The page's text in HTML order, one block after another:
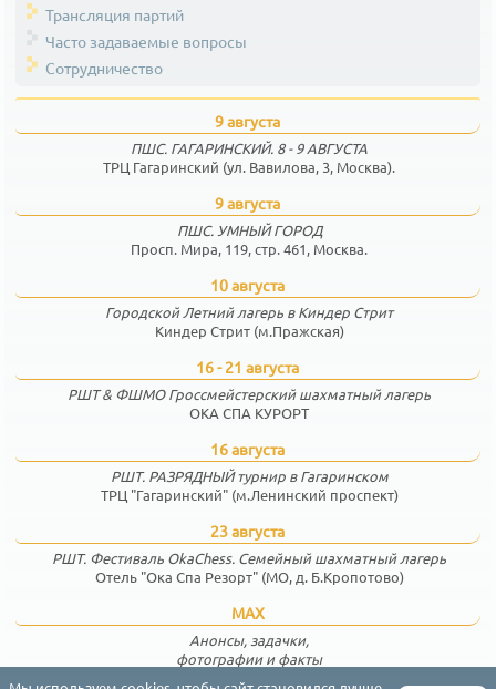
Трансляция партий
Часто задаваемые вопросы
Сотрудничество
9 августа
ПШС. ГАГАРИНСКИЙ. 8 - 9 АВГУСТА
ТРЦ Гагаринский (ул. Вавилова, 3, Москва).
9 августа
ПШС. УМНЫЙ ГОРОД
Просп. Мира, 119, стр. 461, Москва.
10 августа
Городской Летний лагерь в Киндер Стрит
Киндер Стрит (м.Пражская)
16 - 21 августа
РШТ & ФШМО Гроссмейстерский шахматный лагерь
ОКА СПА КУРОРТ
16 августа
РШТ. РАЗРЯДНЫЙ турнир в Гагаринском
ТРЦ "Гагаринский" (м.Ленинский проспект)
23 августа
РШТ. Фестиваль OkaChess. Семейный шахматный лагерь
Отель "Ока Спа Резорт" (МО, д. Б.Кропотово)
MAX
Анонсы, задачки,
фотографии и факты